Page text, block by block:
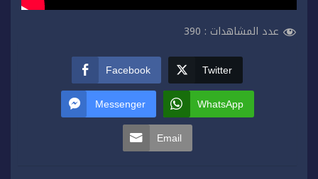
عدد المشاهدات : 390
Facebook Twitter
Messenger WhatsApp
Email